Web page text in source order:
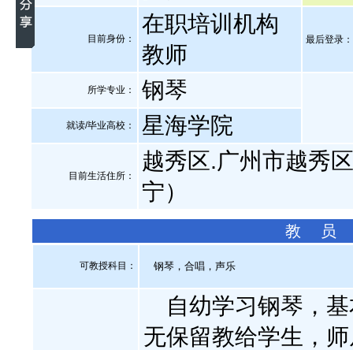
目前身份：
在职培训机构
教师
最后登录
所学专业： 钢琴
就读/毕业高校： 星海学院
目前生活住所：
越秀区.广州市越秀
宁）
教 员
可教授科目： 钢琴，合唱，声乐
自幼学习钢琴，基
无保留教给学生，